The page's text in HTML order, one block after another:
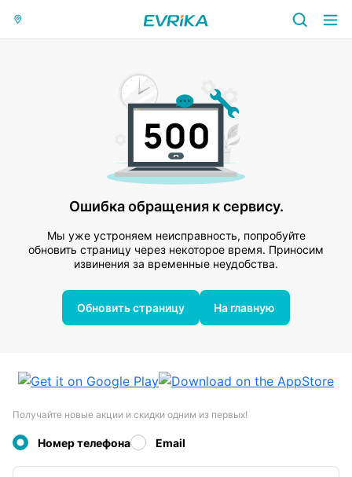
Ошибка обращения к сервису.
Мы уже устроняем неисправность, попробуйте
обновить страницу через некоторое время. Приносим
извинения за временные неудобства.
Обновить страницу На главную
Получайте новые акции и скидки одним из первых!
Номер телефона Email